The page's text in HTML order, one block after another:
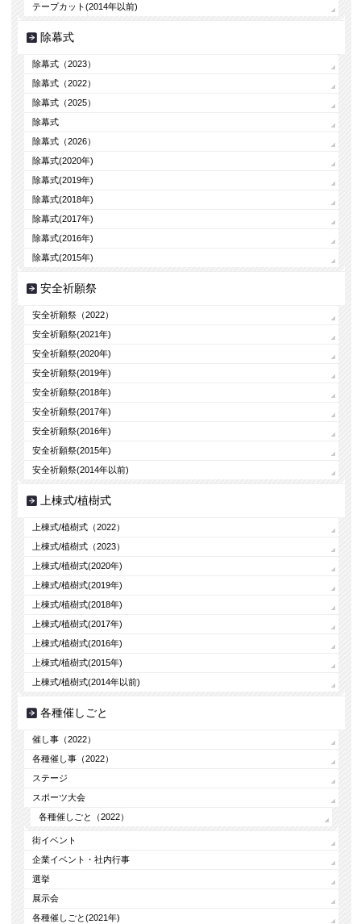
テープカット(2014年以前)
除幕式
除幕式（2023）
除幕式（2022）
除幕式（2025）
除幕式
除幕式（2026）
除幕式(2020年)
除幕式(2019年)
除幕式(2018年)
除幕式(2017年)
除幕式(2016年)
除幕式(2015年)
安全祈願祭
安全祈願祭（2022）
安全祈願祭(2021年)
安全祈願祭(2020年)
安全祈願祭(2019年)
安全祈願祭(2018年)
安全祈願祭(2017年)
安全祈願祭(2016年)
安全祈願祭(2015年)
安全祈願祭(2014年以前)
上棟式/植樹式
上棟式/植樹式（2022）
上棟式/植樹式（2023）
上棟式/植樹式(2020年)
上棟式/植樹式(2019年)
上棟式/植樹式(2018年)
上棟式/植樹式(2017年)
上棟式/植樹式(2016年)
上棟式/植樹式(2015年)
上棟式/植樹式(2014年以前)
各種催しごと
催し事（2022）
各種催し事（2022）
ステージ
スポーツ大会
各種催しごと（2022）
街イベント
企業イベント・社内行事
選挙
展示会
各種催しごと(2021年)